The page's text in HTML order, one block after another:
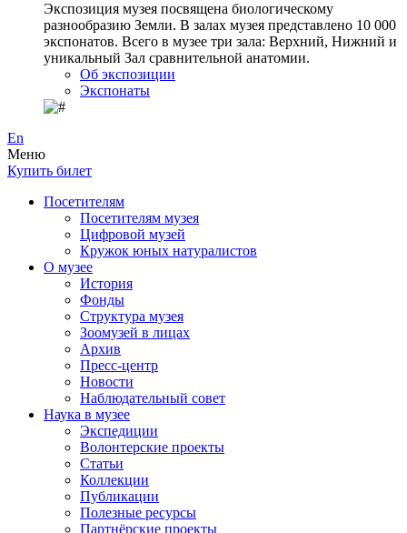
Экспозиция музея посвящена биологическому
разнообразию Земли. В залах музея представлено 10 000
экспонатов. Всего в музее три зала: Верхний, Нижний и
уникальный Зал сравнительной анатомии.
Об экспозиции
Экспонаты
En
Меню
Купить билет
Посетителям
Посетителям музея
Цифровой музей
Кружок юных натуралистов
О музее
История
Фонды
Структура музея
Зоомузей в лицах
Архив
Пресс-центр
Новости
Наблюдательный совет
Наука в музее
Экспедиции
Волонтерские проекты
Статьи
Коллекции
Публикации
Полезные ресурсы
Партнёрские проекты